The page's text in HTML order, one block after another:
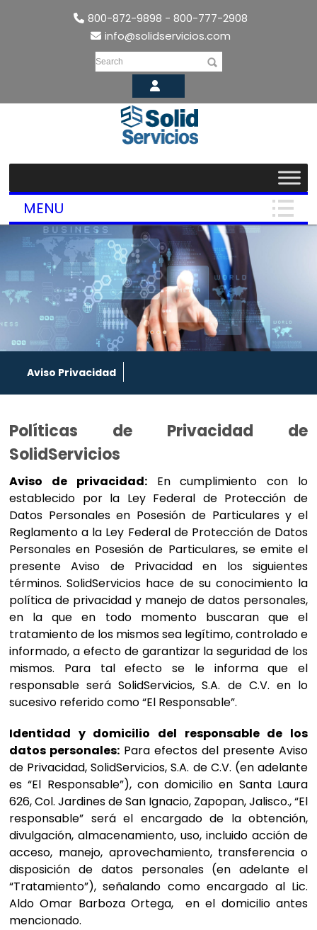
800-872-9898 - 800-777-2908
info@solidservicios.com
Search
MENU
Aviso Privacidad
Políticas de Privacidad de
SolidServicios
Aviso de privacidad:En cumplimiento con lo
establecido por la Ley Federal de Protección de
Datos Personales en Posesión de Particulares y el
Reglamento a la Ley Federal de Protección de Datos
Personales en Posesión de Particulares, se emite el
presente Aviso de Privacidad en los siguientes
términos. SolidServicios hace de su conocimiento la
política de privacidad y manejo de datos personales,
en la que en todo momento buscaran que el
tratamiento de los mismos sea legítimo, controlado e
informado, a efecto de garantizar la seguridad de los
mismos. Para tal efecto se le informa que el
responsable será SolidServicios, S.A. de C.V. en lo
sucesivo referido como “El Responsable”.
Identidad y domicilio del responsable de los
datos personales: Para efectos del presente Aviso
de Privacidad, SolidServicios, S.A. de C.V. (en adelante
es “El Responsable”), con domicilio en Santa Laura
626, Col. Jardines de San Ignacio, Zapopan, Jalisco., “El
responsable” será el encargado de la obtención,
divulgación, almacenamiento, uso, incluido acción de
acceso, manejo, aprovechamiento, transferencia o
disposición de datos personales (en adelante el
“Tratamiento”), señalando como encargado al Lic.
Aldo Omar Barboza Ortega, en el domicilio antes
mencionado.